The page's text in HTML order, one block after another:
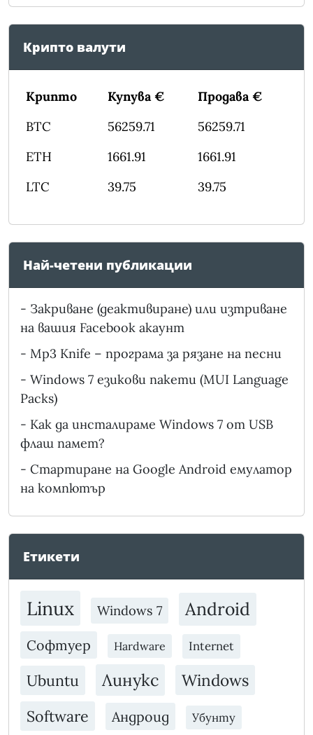
Крипто валути
Крипто Купува €
Продава €
BTC
56259.71
56259.71
ETH
1661.91
1661.91
LTC
39.75 39.75
Най-четени публикации
- Закриване (деактивиране) или изтриване
на вашия Facebook акаунт
- Mp3 Knife – програма за рязане на песни
- Windows 7 езикови пакети (MUI Language
Packs)
- Как да инсталираме Windows 7 от USB
флаш памет?
- Стартиране на Google Android емулатор
на компютър
Етикети
Linux Windows 7 Android
Софтуер Hardware Internet
Ubuntu Линукс Windows
Software Андроид Убунту